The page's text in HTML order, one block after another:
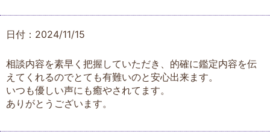
日付：2024/11/15
相談内容を素早く把握していただき、的確に鑑定内容を伝
えてくれるのでとても有難いのと安心出来ます。
いつも優しい声にも癒やされてます。
ありがとうございます。